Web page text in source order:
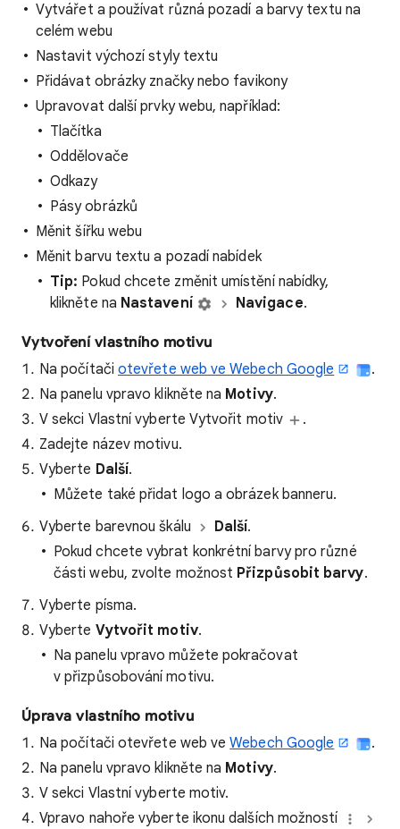
Vytvářet a používat různá pozadí a barvy textu na
celém webu
Nastavit výchozí styly textu
Přidávat obrázky značky nebo favikony
Upravovat další prvky webu, například:
Tlačítka
Oddělovače
Odkazy
Pásy obrázků
Měnit šířku webu
Měnit barvu textu a pozadí nabídek
Tip: Pokud chcete změnit umístění nabídky,
klikněte na Nastavení Navigace.
Vytvoření vlastního motivu
Na počítači otevřete web ve Webech Google
.
Na panelu vpravo klikněte na Motivy.
V sekci Vlastní vyberte Vytvořit motiv
.
Zadejte název motivu.
Vyberte Další.
Můžete také přidat logo a obrázek banneru.
Vyberte barevnou škálu
Další.
Pokud chcete vybrat konkrétní barvy pro různé
části webu, zvolte možnost Přizpůsobit barvy.
Vyberte písma.
Vyberte Vytvořit motiv.
Na panelu vpravo můžete pokračovat
v přizpůsobování motivu.
Úprava vlastního motivu
Na počítači otevřete web veWebech Google
.
Na panelu vpravo klikněte na Motivy.
V sekci Vlastní vyberte motiv.
Vpravo nahoře vyberte ikonu dalších možností